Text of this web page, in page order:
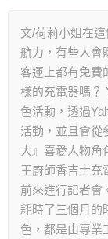
文/荷莉小姐在
航力，有些人會
客運上都有免費
樣的充電器嗎？
色活動，透過
活動，並且會從
大』喜愛人物角
王廚師香吉士充
前來進行記者會
耗時了三個月的
色，都是由專